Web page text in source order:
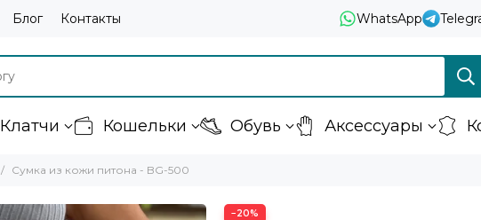
Блог Контакты WhatsApp
Клатчи Кошельки Обувь Аксессуары
Сумка из кожи питона - BG-500
−20%